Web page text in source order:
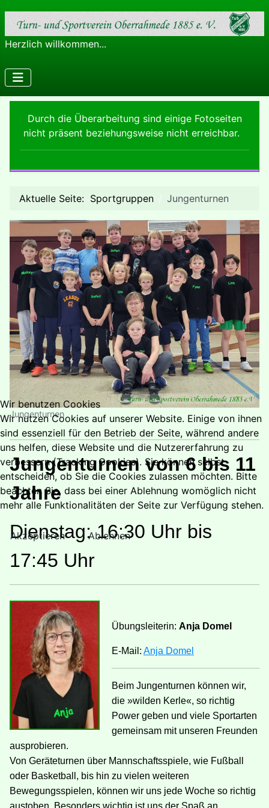
Herzlich willkommen...
Durch die Überarbeitung sind einige Fotoseiten
nicht präsent beziehungsweise nicht erreichbar.
Aktuelle Seite: Sportgruppen Jungenturnen
Jungenturnen
Jungenturnen von 6 bis 11
Jahre
Dienstag: 16:30 Uhr bis
17:45 Uhr
Übungsleiterin: Anja Domel
E-Mail: Anja Domel
Beim Jungenturnen können wir,
die »wilden Kerle«, so richtig
Power geben und viele Sportarten
gemeinsam mit unseren Freunden
ausprobieren.
Von Geräteturnen über Mannschaftsspiele, wie Fußball
oder Basketball, bis hin zu vielen weiteren
Bewegungsspielen, können wir uns jede Woche so richtig
austoben. Besonders wichtig ist uns der Spaß an
Wir benutzen Cookies
Wir nutzen Cookies auf unserer Website. Einige von ihnen
sind essenziell für den Betrieb der Seite, während andere
uns helfen, diese Website und die Nutzererfahrung zu
verbessern (Tracking Cookies). Sie können selbst
entscheiden, ob Sie die Cookies zulassen möchten. Bitte
beachten Sie, dass bei einer Ablehnung womöglich nicht
mehr alle Funktionalitäten der Seite zur Verfügung stehen.
Akzeptieren Ablehnen